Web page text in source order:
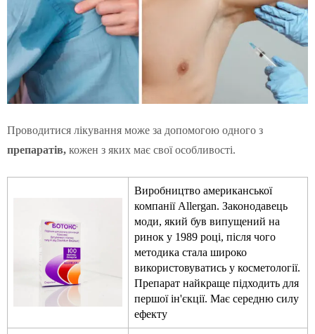
Проводитися лікування може за допомогою одного з
препаратів, кожен з яких має свої особливості.
Виробництво американської
компанії Allergan. Законодавець
моди, який був випущений на
ринок у 1989 році, після чого
методика стала широко
використовуватись у косметології.
Препарат найкраще підходить для
першої ін'єкції. Має середню силу
ефекту